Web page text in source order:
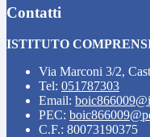
Contatti
ISTITUTO
Via Marconi 3/2,
Tel: 051787303
Email:
PEC:
C.F.: 80073190375